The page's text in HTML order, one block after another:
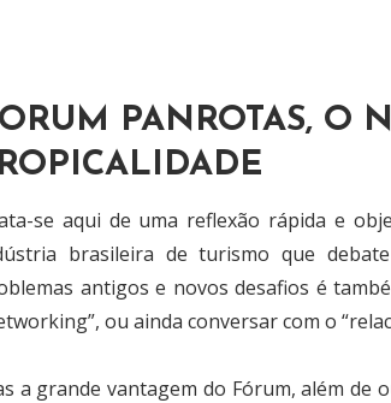
PANROTAS, O
se aqui de uma reflexão rápida e
brasileira de turismo que
antigos e novos desafios é
ou ainda conversar com o
a grande vantagem do Fórum, além de